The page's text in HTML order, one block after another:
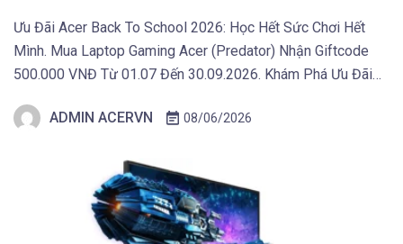
Ưu Đãi Acer Back To School 2026: Học Hết Sức Chơi Hết
Mình. Mua Laptop Gaming Acer (Predator) Nhận Giftcode
500.000 VNĐ Từ 01.07 Đến 30.09.2026. Khám Phá Ưu Đãi
danh mục thiết bị hiển thị mới phục vụ sáng tạo, giải trí và […]
ADMIN ACERVN 08/06/2026